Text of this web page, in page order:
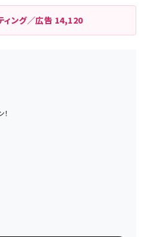
ィング／広告 14,120